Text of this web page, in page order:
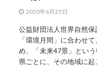
2020年6月25日
公益財団法人世界自然
「環境月間」に合わせ
め、「未来47景」とい
県ごとに、その地域に